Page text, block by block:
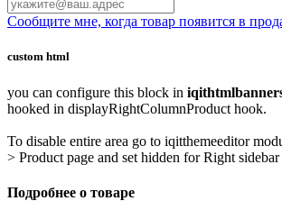
Сообщите мне, когда товар появится в
custom html
you can configure this block in
hooked in displayRightColumnProduct hook.
To disable entire area go to iqitthemeeditor
> Product page and set hidden for Right
Подробнее о товаре